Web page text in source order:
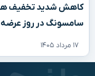
سامسونگ در روز عرضه؛
۱۷ مرداد ۱۴۰۵